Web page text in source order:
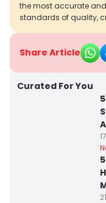
the most accurate
standards of quality,
Share Article
Curated For You